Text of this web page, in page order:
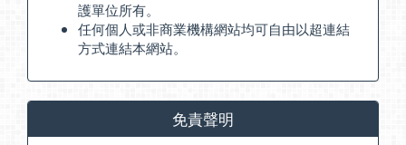
護單位所有。
任何個人或非商業機構網站均可自由以超連結
方式連結本網站。
免責聲明